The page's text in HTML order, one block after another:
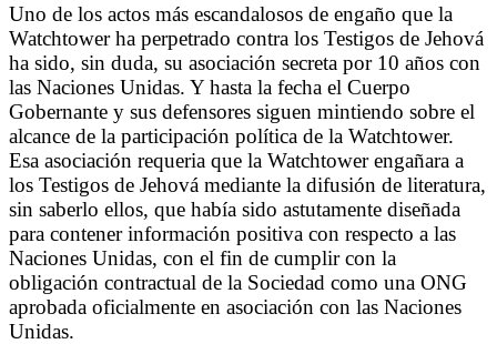
Uno de los actos más escandalosos de engaño que la
Watchtower ha perpetrado contra los Testigos de Jehová
ha sido, sin duda, su asociación secreta por 10 años con
las Naciones Unidas. Y hasta la fecha el Cuerpo
Gobernante y sus defensores siguen mintiendo sobre el
alcance de la participación política de la Watchtower.
Esa asociación requeria que la Watchtower engañara a
los Testigos de Jehová mediante la difusión de literatura,
sin saberlo ellos, que había sido astutamente diseñada
para contener información positiva con respecto a las
Naciones Unidas, con el fin de cumplir con la
obligación contractual de la Sociedad como una ONG
aprobada oficialmente en asociación con las Naciones
Unidas.